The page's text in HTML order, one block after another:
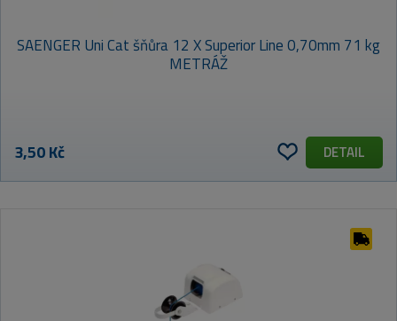
SAENGER Uni Cat šňůra 12 X Superior Line 0,70mm 71 kg
METRÁŽ
3,50 Kč DETAIL